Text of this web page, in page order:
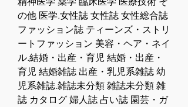
の他 医学.女性誌 女性誌 女性総合誌
ファッション誌 ティーンズ・ストリ
ートファッション 美容・ヘア・ネイ
ル.結婚・出産・育児 結婚・出産・
育児 結婚雑誌 出産・乳児系雑誌 幼
児系雑誌.雑誌未分類 雑誌未分類 雑
誌 カタログ 婦人誌 占い誌 園芸・ガ